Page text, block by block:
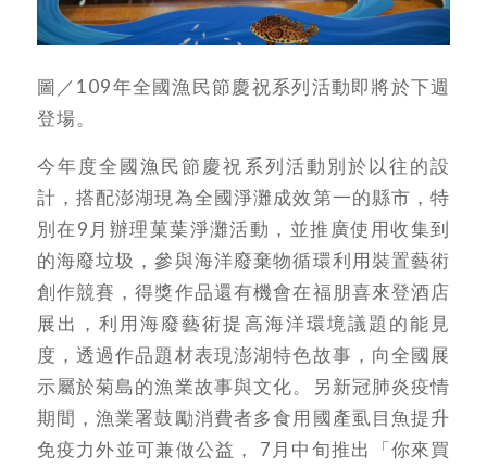
圖／109年全國漁民節慶祝系列活動即將於下週
登場。
今年度全國漁民節慶祝系列活動別於以往的設
計，搭配澎湖現為全國淨灘成效第一的縣市，特
別在9月辦理菓葉淨灘活動，並推廣使用收集到
的海廢垃圾，參與海洋廢棄物循環利用裝置藝術
創作競賽，得獎作品還有機會在福朋喜來登酒店
展出，利用海廢藝術提高海洋環境議題的能見
度，透過作品題材表現澎湖特色故事，向全國展
示屬於菊島的漁業故事與文化。另新冠肺炎疫情
期間，漁業署鼓勵消費者多食用國產虱目魚提升
免疫力外並可兼做公益， 7月中旬推出「你來買